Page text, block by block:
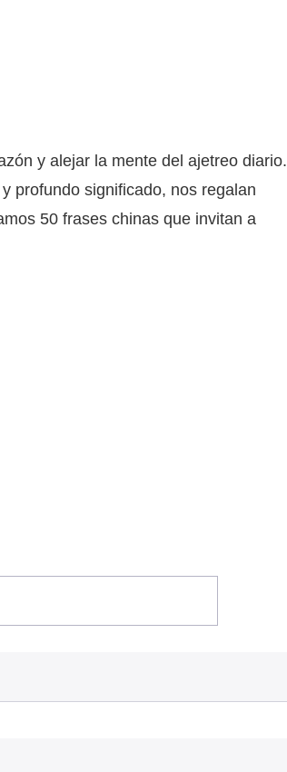
y alejar la mente del ajetreo diario.
profundo significado, nos regalan
50 frases chinas que invitan a